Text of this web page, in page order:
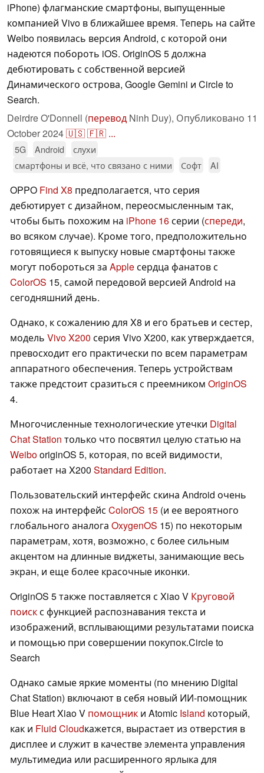
iPhone) флагманские смартфоны, выпущенные
компанией Vivo в ближайшее время. Теперь на сайте
Weibo появилась версия Android, с которой они
надеются побороть iOS. OriginOS 5 должна
дебютировать с собственной версией
Динамического острова, Google Gemini и Circle to
Search.
Deirdre O'Donnell (перевод Ninh Duy), Опубликовано 11
October 2024🇺🇸🇫🇷 ...
5G Android
слухи
смартфоны и всё, что связано с ними
Софт AI
OPPO Find X8 предполагается, что серия
дебютирует с дизайном, переосмысленным так,
чтобы быть похожим на iPhone 16серии (спереди,
во всяком случае). Кроме того, предположительно
готовящиеся к выпуску новые смартфоны также
могут побороться за Appleсердца фанатов с
ColorOS 15, самой передовой версией Android на
сегодняшний день.
Однако, к сожалению для X8 и его братьев и сестер,
модель Vivo X200 серия Vivo X200, как утверждается,
превосходит его практически по всем параметрам
аппаратного обеспечения. Теперь устройствам
также предстоит сразиться с преемником OriginOS
4.
Многочисленные технологические утечки Digital
Chat Station только что посвятил целую статью на
WeibooriginOS 5, которая, по всей видимости,
работает на X200 Standard Edition.
Пользовательский интерфейс скина Android очень
похож на интерфейс ColorOS 15 (и ее вероятного
глобального аналога OxygenOS 15) по некоторым
параметрам, хотя, возможно, с более сильным
акцентом на длинные виджеты, занимающие весь
экран, и еще более красочные иконки.
OriginOS 5 также поставляется с Xiao V Круговой
поискс функцией распознавания текста и
изображений, всплывающими результатами поиска
и помощью при совершении покупок.Circle to
Search
Однако самые яркие моменты (по мнению Digital
Chat Station) включают в себя новый ИИ-помощник
Blue Heart Xiao V помощник и Atomic Island который,
как и Fluid Cloudкажется, вырастает из отверстия в
дисплее и служит в качестве элемента управления
мультимедиа или расширенного ярлыка для